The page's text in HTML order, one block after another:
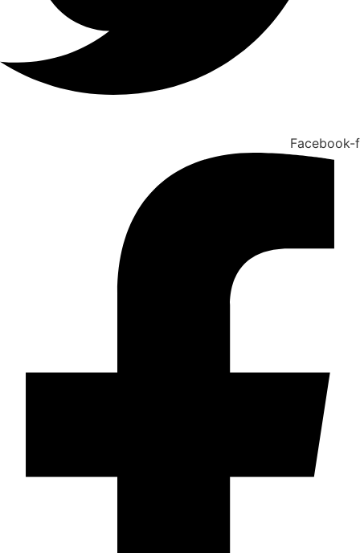
Facebook-f